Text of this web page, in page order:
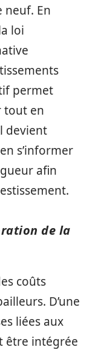
neuf. En
loi
permet
tout en
devient
s’informer
afin
de la
coûts
D’une
liées aux
être intégrée